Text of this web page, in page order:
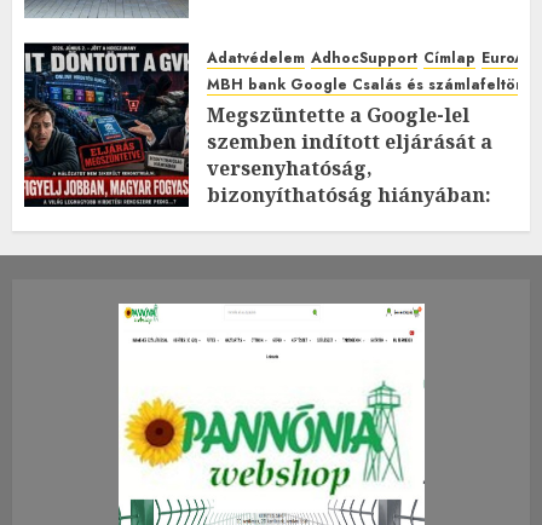
Adatvédelem AdhocSupport Címlap
MBH bank Google Csalás és
Megszüntette a Google-lel
szemben indított eljárását a
versenyhatóság,
bizonyíthatóság hiányában:
2026.JÚLIUS.23. CSÜTÖRTÖK.
0